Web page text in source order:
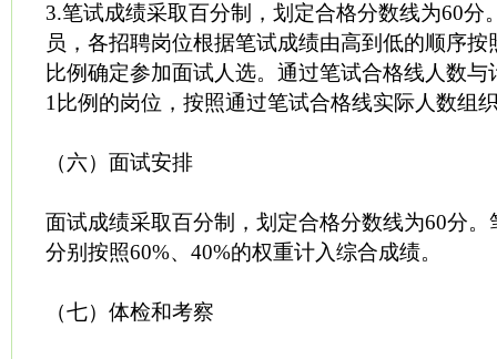
3.笔试成绩采取百分制，划定合格分数线为60分
员，各招聘岗位根据笔试成绩由高到低的顺序按
比例确定参加面试人选。通过笔试合格线人数
1比例的岗位，按照通过笔试合格线实际人数组
（六）面试安排
面试成绩采取百分制，划定合格分数线为60分
分别按照60%、40%的权重计入综合成绩。
（七）体检和考察